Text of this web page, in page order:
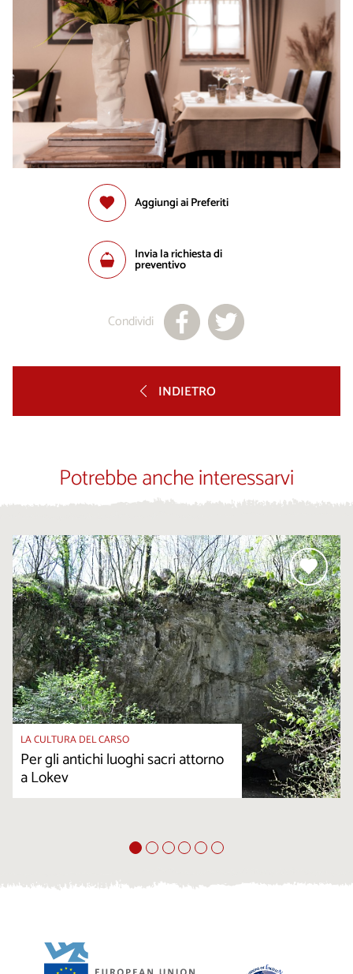
Aggiungi ai Preferiti
Invia la richiesta di
preventivo
Condividi
INDIETRO
Potrebbe anche interessarvi
LA CULTURA DEL CARSO
Per gli antichi luoghi sacri attorno
a Lokev